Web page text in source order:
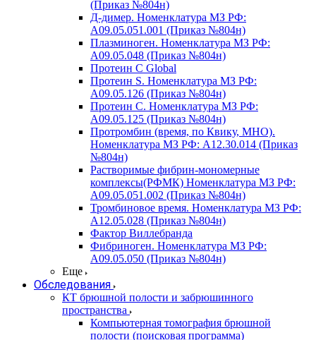
(Приказ №804н)
Д-димер. Номенклатура МЗ РФ:
A09.05.051.001 (Приказ №804н)
Плазминоген. Номенклатура МЗ РФ:
A09.05.048 (Приказ №804н)
Протеин C Global
Протеин S. Номенклатура МЗ РФ:
A09.05.126 (Приказ №804н)
Протеин С. Номенклатура МЗ РФ:
A09.05.125 (Приказ №804н)
Протромбин (время, по Квику, МНО).
Номенклатура МЗ РФ: A12.30.014 (Приказ
№804н)
Растворимые фибрин-мономерные
комплексы(РФМК) Номенклатура МЗ РФ:
A09.05.051.002 (Приказ №804н)
Тромбиновое время. Номенклатура МЗ РФ:
A12.05.028 (Приказ №804н)
Фактор Виллебранда
Фибриноген. Номенклатура МЗ РФ:
A09.05.050 (Приказ №804н)
Еще
Обследования
КТ брюшной полости и забрюшинного
пространства
Компьютерная томография брюшной
полости (поисковая программа)